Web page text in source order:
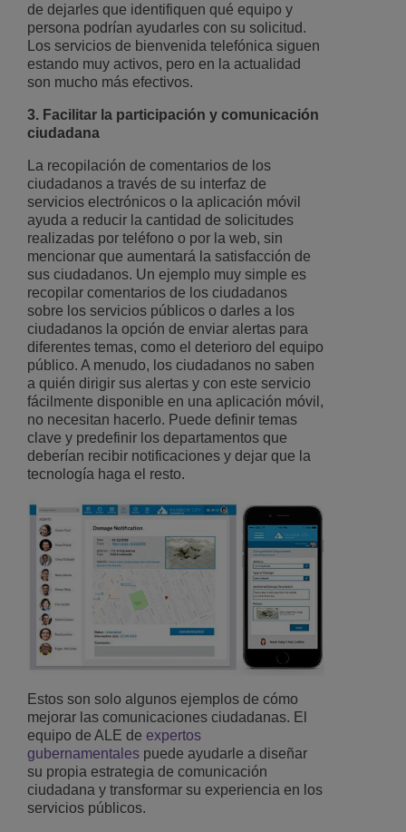
de dejarles que identifiquen qué equipo y
persona podrían ayudarles con su solicitud.
Los servicios de bienvenida telefónica siguen
estando muy activos, pero en la actualidad
son mucho más efectivos.
3. Facilitar la participación y comunicación
ciudadana
La recopilación de comentarios de los
ciudadanos a través de su interfaz de
servicios electrónicos o la aplicación móvil
ayuda a reducir la cantidad de solicitudes
realizadas por teléfono o por la web, sin
mencionar que aumentará la satisfacción de
sus ciudadanos. Un ejemplo muy simple es
recopilar comentarios de los ciudadanos
sobre los servicios públicos o darles a los
ciudadanos la opción de enviar alertas para
diferentes temas, como el deterioro del equipo
público. A menudo, los ciudadanos no saben
a quién dirigir sus alertas y con este servicio
fácilmente disponible en una aplicación móvil,
no necesitan hacerlo. Puede definir temas
clave y predefinir los departamentos que
deberían recibir notificaciones y dejar que la
tecnología haga el resto.
Estos son solo algunos ejemplos de cómo
mejorar las comunicaciones ciudadanas. El
equipo de ALE de expertos
gubernamentales puede ayudarle a diseñar
su propia estrategia de comunicación
ciudadana y transformar su experiencia en los
servicios públicos.